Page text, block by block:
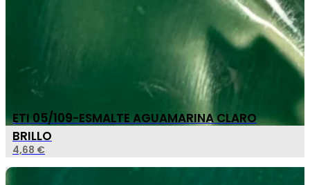
ETI 05/109-ESMALTE AGUAMARINA CLARO
BRILLO
4,68 €